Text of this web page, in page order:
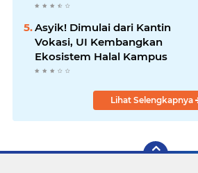
Asyik! Dimulai dari Kantin
Vokasi, UI Kembangkan
Ekosistem Halal Kampus
Lihat Selengkapnya